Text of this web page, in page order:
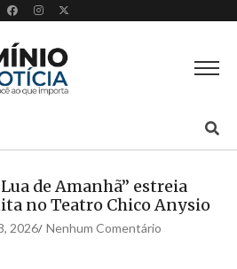
de Amanhã” estreia
no Teatro Chico Anysio
2026/ Nenhum Comentário